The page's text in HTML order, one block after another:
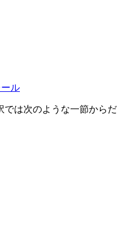
ル
は次のような一節から